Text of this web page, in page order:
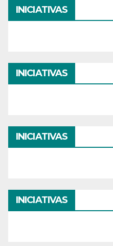
INICIATIVAS
INICIATIVAS
INICIATIVAS
INICIATIVAS